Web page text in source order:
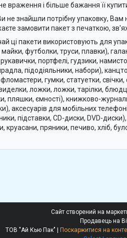
враження і більше бажання її
не знайшли потрібну упаковку, Вам
замовити пакет з печаткою,
ці пакети використовують для
майки, футболки, труси, плавки),
портфелі, гудзики,
підодіяльники, набори),
фломастери, гумки, статуетки,
ложки, ложки, тарілки,
пляшки, ємності), книжково-
аксесуарів для мобільних
підставки, CD-диски, DVD-
круасани, пряники, печиво, хліб,
Сайт створений на
Продавець на
ТОВ "Ай Кью Пак" | Поскаржитися на